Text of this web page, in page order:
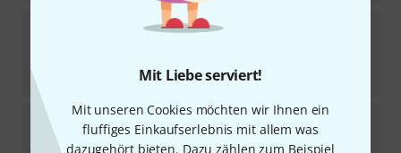
Mit Liebe serviert!
Mit unseren Cookies möchten wir Ihnen ein
fluffiges Einkaufserlebnis mit allem was
dazugehört bieten. Dazu zählen zum Beispiel
AfrotonTalking Shaker small
Afroton Juju Beans Dance Rattle
1